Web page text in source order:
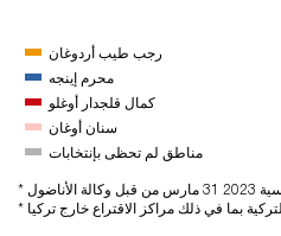
رجب طيب أردوغان
محرم إينجه
كمال قلجدار أوغلو
سنان أوغان
مناطق لم تحظى بإنتخابات